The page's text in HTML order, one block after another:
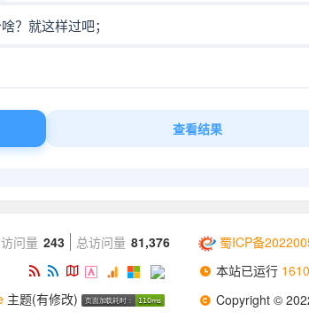
问量 243 总访问量 81,376
主题(有修改)
蜀ICP备
本站已运行 1610
Copyright ©